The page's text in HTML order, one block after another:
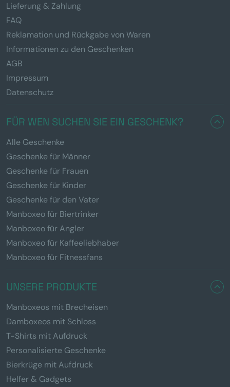
Lieferung & Zahlung
FAQ
Reklamation und Rückgabe von Waren
Informationen zu den Geschenken
AGB
Impressum
Datenschutz
FÜR WEN SUCHEN SIE EIN GESCHENK?
Alle Geschenke
Geschenke für Männer
Geschenke für Frauen
Geschenke für Kinder
Geschenke für den Vater
Manboxeo für Biertrinker
Manboxeo für Angler
Manboxeo für Kaffeeliebhaber
Manboxeo für Fitnessfans
UNSERE PRODUKTE
Manboxeos mit Brecheisen
Damboxeos mit Schloss
T-Shirts mit Aufdruck
Personalisierte Geschenke
Bierkrüge mit Aufdruck
Helfer & Gadgets